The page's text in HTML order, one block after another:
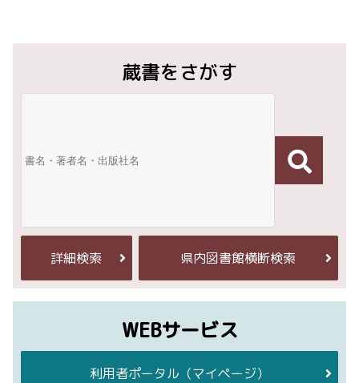
蔵書をさがす
詳細検索 県内図書館横断検索
WEBサービス
利用者ポータル （マイページ）